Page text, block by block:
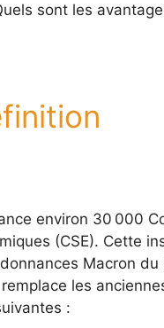
sont les
environ 30 000
(CSE). Cette
Macron du
les
: